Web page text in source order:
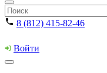
8 (812) 415-82-46
Войти